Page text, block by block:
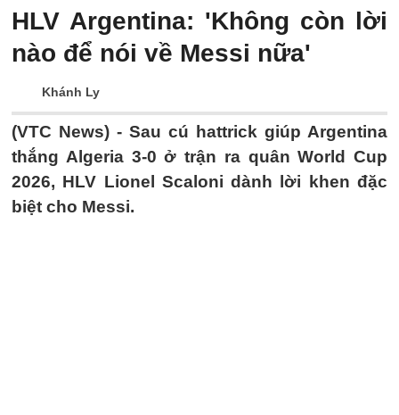
HLV Argentina: 'Không còn lời
nào để nói về Messi nữa'
Khánh Ly
(VTC News) - Sau cú hattrick giúp Argentina
thắng Algeria 3-0 ở trận ra quân World Cup
2026, HLV Lionel Scaloni dành lời khen đặc
biệt cho Messi.